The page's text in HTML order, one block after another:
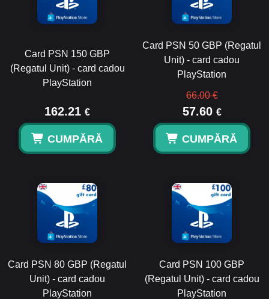
Card PSN 150 GBP
(Regatul Unit) - card cadou
PlayStation
162.21 €
CUMPĂRĂ
Card PSN 50 GBP (Regatul
Unit) - card cadou
PlayStation
66.00 €
57.60 €
CUMPĂRĂ
Card PSN 80 GBP (Regatul
Unit) - card cadou
PlayStation
Card PSN 100 GBP
(Regatul Unit) - card cadou
PlayStation